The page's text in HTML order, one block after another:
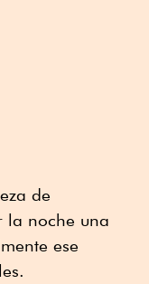
de
la noche una
ese